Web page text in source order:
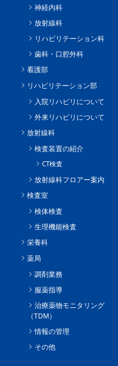
神経内科
放射線科
リハビリテーション科
歯科・口腔外科
看護部
リハビリテーション部
入院リハビリについて
外来リハビリについて
放射線科
検査装置の紹介
CT検査
放射線科フロアー案内
検査室
検体検査
生理機能検査
栄養科
薬局
調剤業務
服薬指導
治療薬物モニタリング
（TDM）
情報の管理
その他